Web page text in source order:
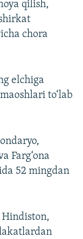
qilish,
chora
elchiga
to‘lab
Farg‘ona
52 mingdan
Hindiston,